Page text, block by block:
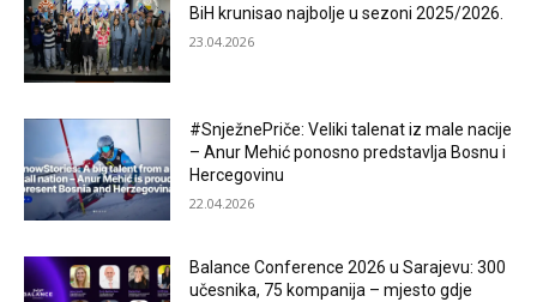
BiH krunisao najbolje u sezoni 2025/2026.
23.04.2026
#SnježnePriče: Veliki talenat iz male nacije
– Anur Mehić ponosno predstavlja Bosnu i
Hercegovinu
22.04.2026
Balance Conference 2026 u Sarajevu: 300
učesnika, 75 kompanija – mjesto gdje